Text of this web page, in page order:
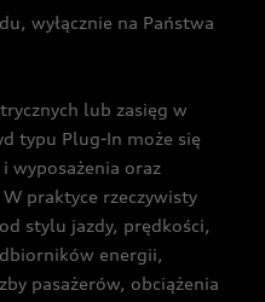
wyłącznie na Państwa
lub zasięg w
typu Plug-In może się
wyposażenia oraz
praktyce rzeczywisty
stylu jazdy, prędkości,
energii,
pasażerów, obciążenia